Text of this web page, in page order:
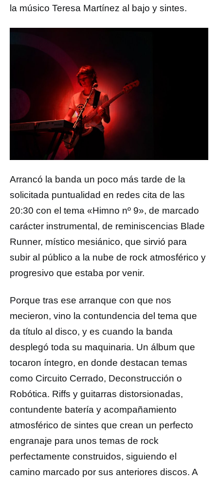
la músico Teresa Martínez al bajo y sintes.
Arrancó la banda un poco más tarde de la
solicitada puntualidad en redes cita de las
20:30 con el tema «Himno nº 9», de marcado
carácter instrumental, de reminiscencias Blade
Runner, místico mesiánico, que sirvió para
subir al público a la nube de rock atmosférico y
progresivo que estaba por venir.
Porque tras ese arranque con que nos
mecieron, vino la contundencia del tema que
da título al disco, y es cuando la banda
desplegó toda su maquinaria. Un álbum que
tocaron íntegro, en donde destacan temas
como Circuito Cerrado, Deconstrucción o
Robótica. Riffs y guitarras distorsionadas,
contundente batería y acompañamiento
atmosférico de sintes que crean un perfecto
engranaje para unos temas de rock
perfectamente construidos, siguiendo el
camino marcado por sus anteriores discos. A